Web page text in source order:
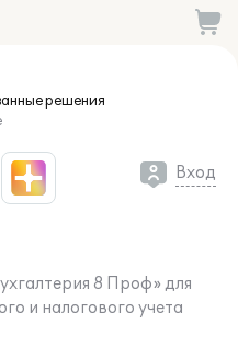
решения
Вход
8 Проф» для
и налогового учета